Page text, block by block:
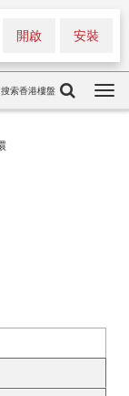
安裝
開啟
搜索香港樓盤